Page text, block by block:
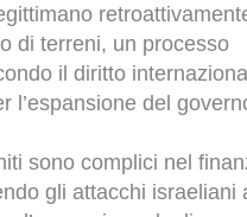
di terreni, un processo
il diritto
l’espansione del
sono complici nel
gli attacchi israeliani